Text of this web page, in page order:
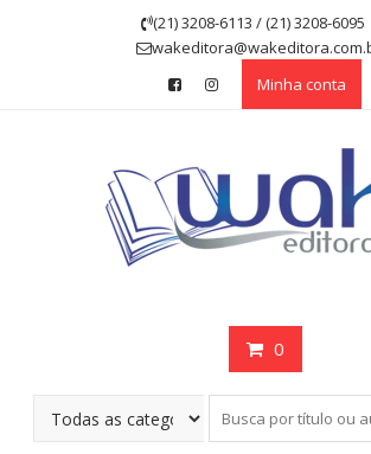
(21) 3208-6113 / (21) 3208-6095
Minha conta
0